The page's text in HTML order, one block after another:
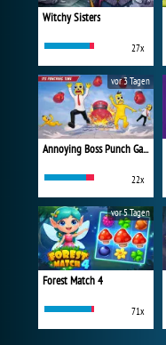
Witchy Sisters
27x
Annoying Boss Punch Game
22x
vor 3 Tagen
Forest Match 4
71x
vor 5 Tagen